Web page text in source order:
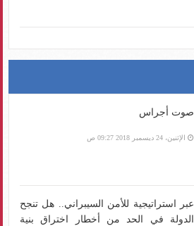
صوت أجراس
الإثنين، 24 ديسمبر 2018 09:27 ص
عبر استراتيجية للأمن السيبراني.. هل تنجح
الدولة في الحد من أخطار اختراق بنية